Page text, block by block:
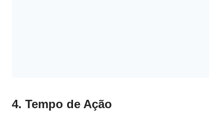
4. Tempo de Ação